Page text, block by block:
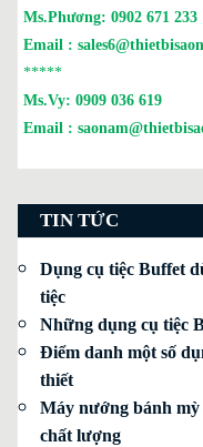
Ms.Phương: 0902 671 233
Email :
*****
Ms.Vy: 0909 036 619
Email :
TIN TỨC
Dụng cụ tiệc Buffet
tiệc
Những dụng cụ tiệc
Điểm danh một số
thiết
Máy nướng bánh
chất lượng